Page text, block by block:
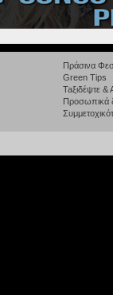
Πράσινα
Green Tips
Taξιδέψτε
Προσωπικά